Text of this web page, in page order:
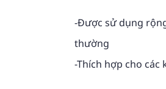
-Được sử dụng
thường
-Thích hợp cho